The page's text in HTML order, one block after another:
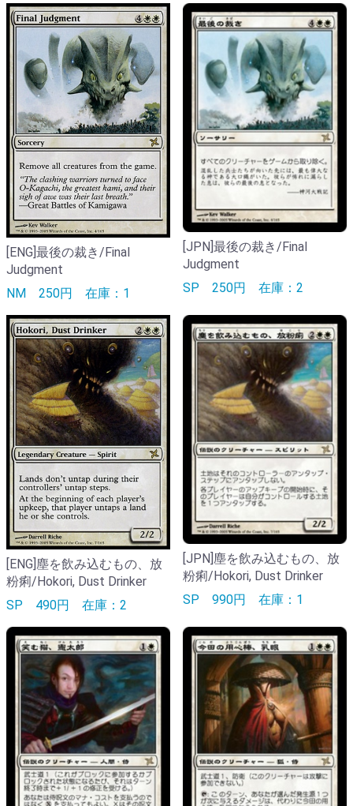
[ENG]最後の裁き/Final
Judgment
NM 250円 在庫：1
[JPN]最後の裁き/Final
Judgment
SP 250円 在庫：2
[ENG]塵を飲み込むもの、放
粉痢/Hokori, Dust Drinker
SP 490円 在庫：2
[JPN]塵を飲み込むもの、放
粉痢/Hokori, Dust Drinker
SP 990円 在庫：1